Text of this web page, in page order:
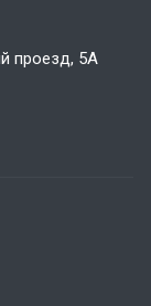
проезд, 5А